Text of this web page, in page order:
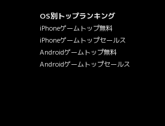
OS別トップランキング
iPhoneゲームトップ無料
iPhoneゲームトップセールス
Androidゲームトップ無料
Androidゲームトップセールス